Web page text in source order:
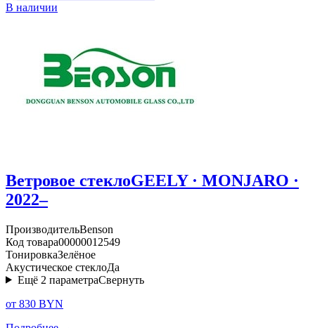
В наличии
Ветровое стеклоGEELY · MONJARO ·
2022–
ПроизводительBenson
Код товара00000012549
ТонировкаЗелёное
Акустическое стеклоДа
Ещё 2 параметраСвернуть
от 830 BYN